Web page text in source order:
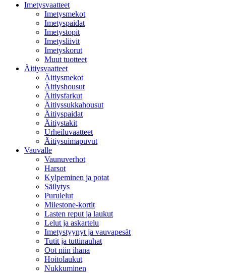
Imetysvaatteet
Imetysmekot
Imetyspaidat
Imetystopit
Imetysliivit
Imetyskorut
Muut tuotteet
Äitiysvaatteet
Äitiysmekot
Äitiyshousut
Äitiysfarkut
Äitiyssukkahousut
Äitiyspaidat
Äitiystakit
Urheiluvaatteet
Äitiysuimapuvut
Vauvalle
Vaunuverhot
Harsot
Kylpeminen ja potat
Säilytys
Purulelut
Milestone-kortit
Lasten reput ja laukut
Lelut ja askartelu
Imetystyynyt ja vauvapesät
Tutit ja tuttinauhat
Oot niin ihana
Hoitolaukut
Nukkuminen